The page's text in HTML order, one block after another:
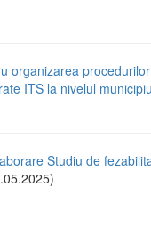
organizarea
ITS la nivelul
Studiu de